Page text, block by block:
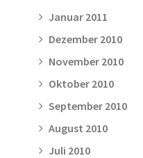
Januar 2011
Dezember 2010
November 2010
Oktober 2010
September 2010
August 2010
Juli 2010